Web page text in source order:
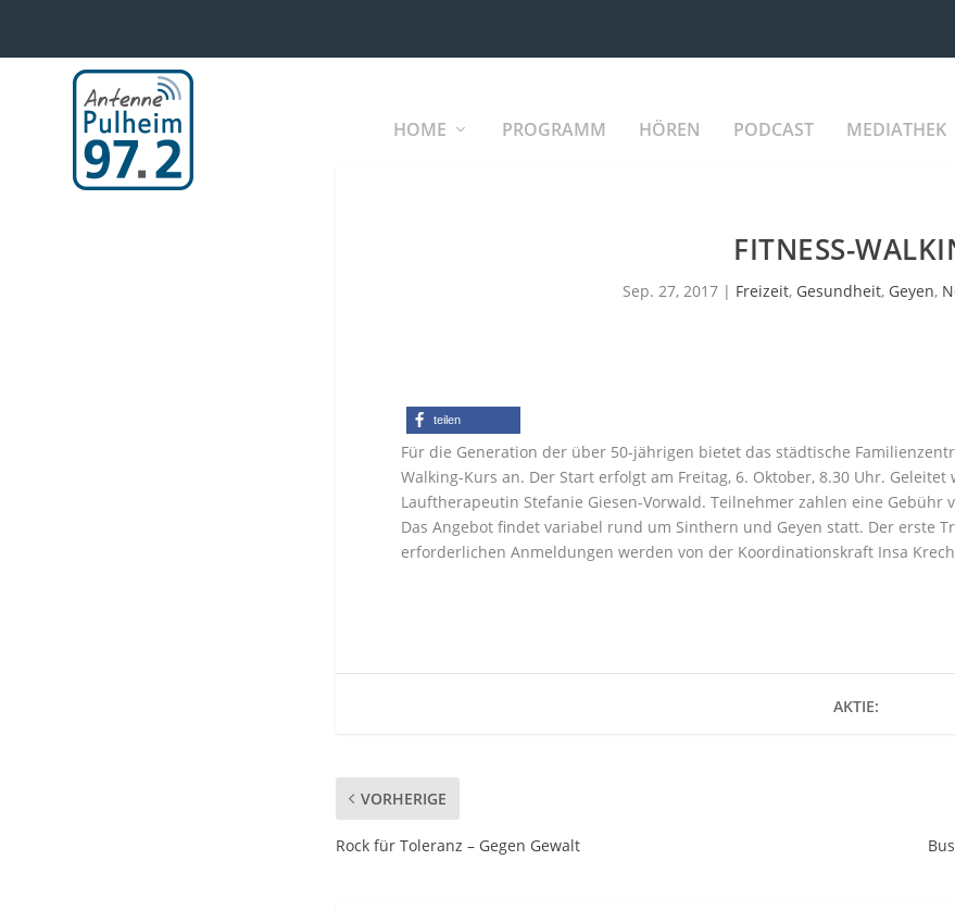
HOME PROGRAMM HÖREN PODCAST MEDIATHEK
FITNESS-
Sep. 27, 2017 | Freizeit, Gesundheit, Geyen,
teilen
Für die Generation der über 50-jährigen bietet das städtische
Walking-Kurs an. Der Start erfolgt am Freitag, 6. Oktober, 8.30 Uhr.
Lauftherapeutin Stefanie Giesen-Vorwald. Teilnehmer zahlen eine Gebühr
Das Angebot findet variabel rund um Sinthern und Geyen statt. Der erste
erforderlichen Anmeldungen werden von der Koordinationskraft Insa
AKTIE:
VORHERIGE
Rock für Toleranz – Gegen Gewalt